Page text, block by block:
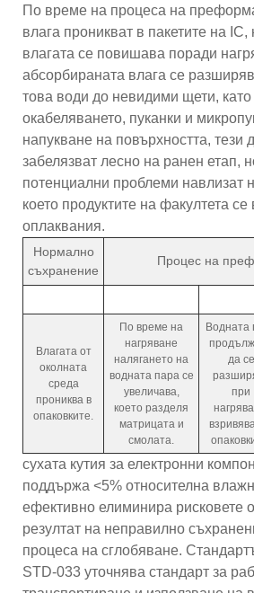
По време на процеса на
влага проникват в пакетите на IC,
влагата се повишава поради
абсорбираната влага се
това води до невидими щети,
окабеляването, пуканки и
напукване на повърхността, тези
забелязват лесно на ранен етап,
потенциални проблеми навлизат
което продуктите на факултета
оплаквания.
Нормално
съхранение
Процес на
Влагата от
околната
среда
прониква в
опаковките.
По време на
нагряване
налягането на
водната пара се
увеличава,
което разделя
матрицата и
смолата.
Водната
да се
при
сухата кутия за електронни
поддържа <5% относителна
ефективно елиминира рисковете
резултат на неправилно
процеса на сглобяване.
STD-033 уточнява стандарт за